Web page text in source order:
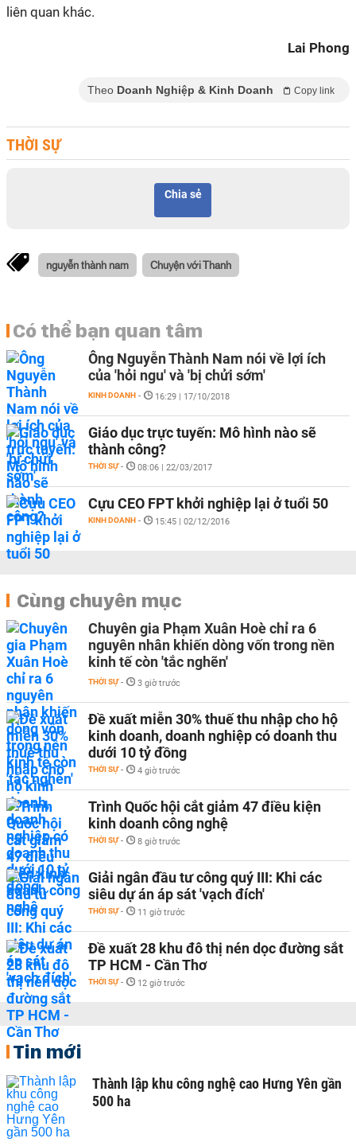
liên quan khác.
Lai Phong
Theo Doanh Nghiệp & Kinh Doanh Copy link
THỜI SỰ
Chia sẻ
nguyễn thành nam Chuyện với Thanh
Có thể bạn quan tâm
Ông Nguyễn Thành Nam nói về lợi ích
của 'hỏi ngu' và 'bị chửi sớm'
KINH DOANH - 16:29 | 17/10/2018
Giáo dục trực tuyến: Mô hình nào sẽ
thành công?
THỜI SỰ - 08:06 | 22/03/2017
Cựu CEO FPT khởi nghiệp lại ở tuổi 50
KINH DOANH - 15:45 | 02/12/2016
Cùng chuyên mục
Chuyên gia Phạm Xuân Hoè chỉ ra 6
nguyên nhân khiến dòng vốn trong nền
kinh tế còn 'tắc nghẽn'
THỜI SỰ - 3 giờ trước
Đề xuất miễn 30% thuế thu nhập cho hộ
kinh doanh, doanh nghiệp có doanh thu
dưới 10 tỷ đồng
THỜI SỰ - 4 giờ trước
Trình Quốc hội cắt giảm 47 điều kiện
kinh doanh công nghệ
THỜI SỰ - 8 giờ trước
Giải ngân đầu tư công quý III: Khi các
siêu dự án áp sát 'vạch đích'
THỜI SỰ - 11 giờ trước
Đề xuất 28 khu đô thị nén dọc đường sắt
TP HCM - Cần Thơ
THỜI SỰ - 12 giờ trước
Tin mới
Thành lập khu công nghệ cao Hưng Yên gần
500 ha